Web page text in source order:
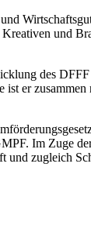
und
des
ist er
Im Zuge
zugleich